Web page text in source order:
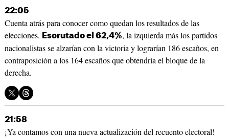
22:05
Cuenta atrás para conocer como quedan los resultados de las
elecciones. Escrutado el 62,4%, la izquierda más los partidos
nacionalistas se alzarían con la victoria y lograrían 186 escaños, en
contraposición a los 164 escaños que obtendría el bloque de la
derecha.
21:58
¡Ya contamos con una nueva actualización del recuento electoral!